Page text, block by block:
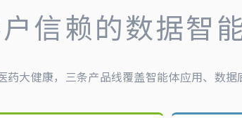
信赖的数据智
药大健康，三条产品线覆盖智能体应用、数据